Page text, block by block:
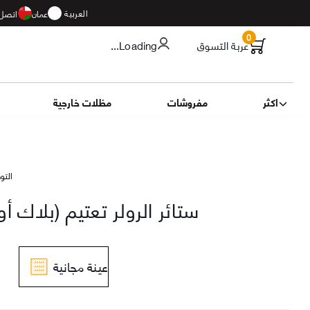
عمان العربية
...Loading عربة التسوق0
مظلات خارجية مفروشات اكثر
ستائر الرولر تعتيم
عينة مجانية